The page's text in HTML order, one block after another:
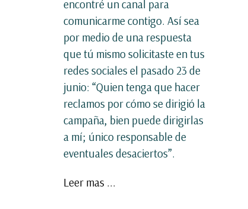
encontré un canal para
comunicarme contigo. Así sea
por medio de una respuesta
que tú mismo solicitaste en tus
redes sociales el pasado 23 de
junio: “Quien tenga que hacer
reclamos por cómo se dirigió la
campaña, bien puede dirigirlas
a mí; único responsable de
eventuales desaciertos”.
Leer mas ...